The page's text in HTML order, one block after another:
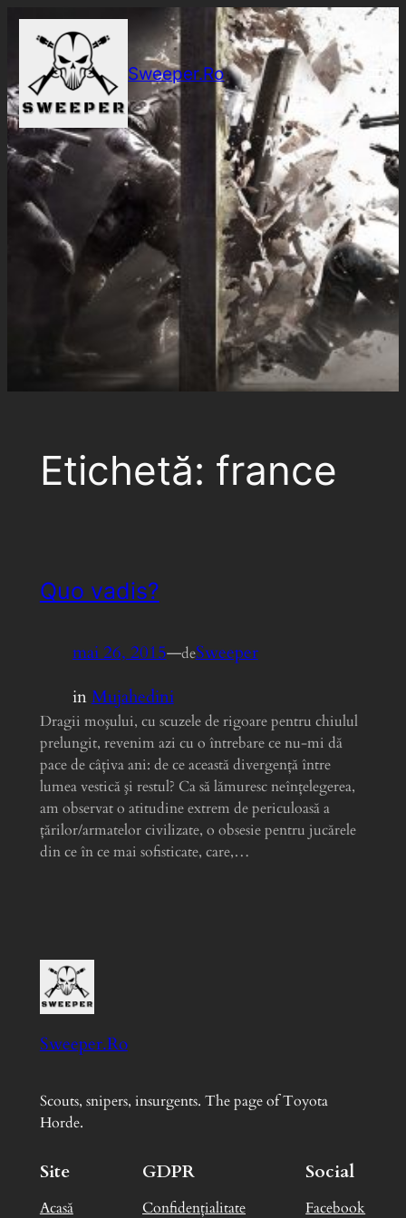
Sari
conținut
Sweeper.Ro
Etichetă: france
Quo vadis?
mai 26, 2015—deSweeper
inMujahedini
Dragii moşului, cu scuzele de rigoare pentru chiulul
prelungit, revenim azi cu o întrebare ce nu-mi dă
pace de câţiva ani: de ce această divergenţă între
lumea vestică şi restul? Ca să lămuresc neînţelegerea,
am observat o atitudine extrem de periculoasă a
ţărilor/armatelor civilizate, o obsesie pentru jucărele
din ce în ce mai sofisticate, care,…
Sweeper.Ro
Scouts, snipers, insurgents. The page of Toyota
Horde.
Site
Acasă
GDPR
Confidențialitate
Social
Facebook